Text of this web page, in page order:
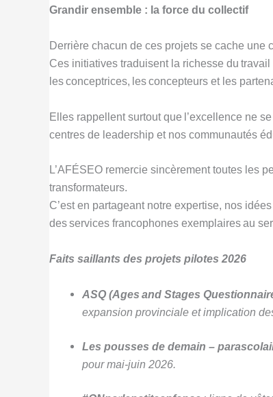
Grandir ensemble : la force du collectif
Derrière chacun de ces projets se cache une
Ces initiatives traduisent la richesse du
les conceptrices, les concepteurs et les
Elles rappellent surtout que l’excellence ne
centres de leadership et nos communautés
L’AFÉSEO remercie sincèrement toutes les
transformateurs.
C’est en partageant notre expertise, nos
des services francophones exemplaires au
Faits saillants des projets pilotes 2026
ASQ (Ages and Stages
expansion provinciale et implication
Les pousses de demain –
pour mai-juin 2026.